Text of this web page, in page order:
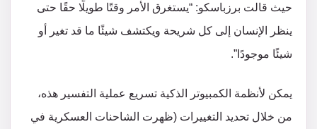
حيث قالت برزباسكو: “يستغرق الأمر وقتًا طويلًا حقًا حتى
ينظر الإنسان إلى كل شريحة ويكتشف شيئًا ما قد تغير أو
شيئًا موجودًا”.
يمكن لأنظمة الكمبيوتر الذكية تسريع عملية التفسير هذه،
من خلال تحديد التغييرات (ظهرت الشاحنات العسكرية في